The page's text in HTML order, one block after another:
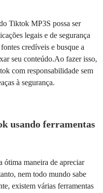
Tiktok MP3S possa ser
legais e de segurança
credíveis e busque a
seu conteúdo.Ao fazer isso,
com responsabilidade sem
à segurança.
usando ferramentas
maneira de apreciar
nem todo mundo sabe
existem várias ferramentas